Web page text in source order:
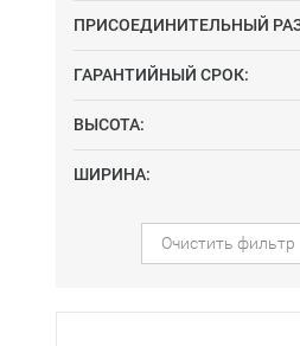
ПРИСОЕДИНИТЕЛЬНЫЙ
ГАРАНТИЙНЫЙ СРОК:
ВЫСОТА:
ШИРИНА:
Очистить фильтр